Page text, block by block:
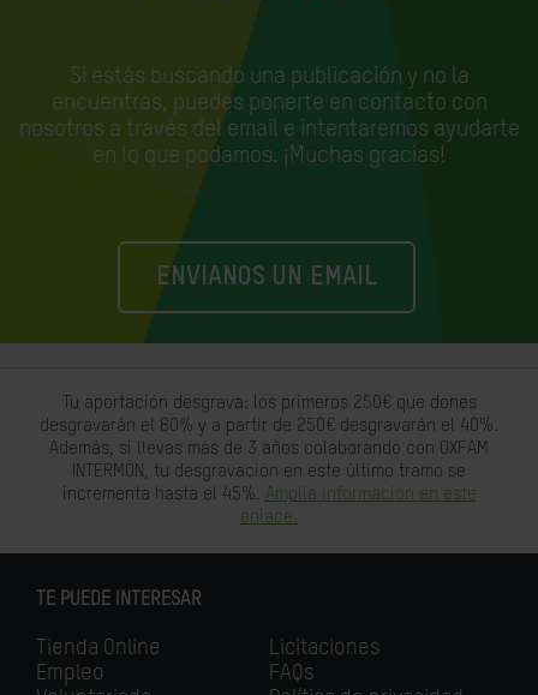
Si estás buscando una publicación y no la
encuentras, puedes ponerte en contacto con
nosotros a través del email e intentaremos ayudarte
en lo que podamos. ¡Muchas gracias!
ENVIANOS UN EMAIL
Tu aportación desgrava: los primeros 250€ que dones
desgravarán el 80% y a partir de 250€ desgravarán el 40%.
Además, si llevas más de 3 años colaborando con OXFAM
INTERMÓN, tu desgravación en este último tramo se
incrementa hasta el 45%. Amplia información en este
enlace.
TE PUEDE INTERESAR
Tienda Online
Empleo
Licitaciones
FAQs